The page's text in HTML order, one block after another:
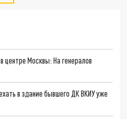
центре Москвы: На генералов
в здание бывшего ДК ВКИУ уже